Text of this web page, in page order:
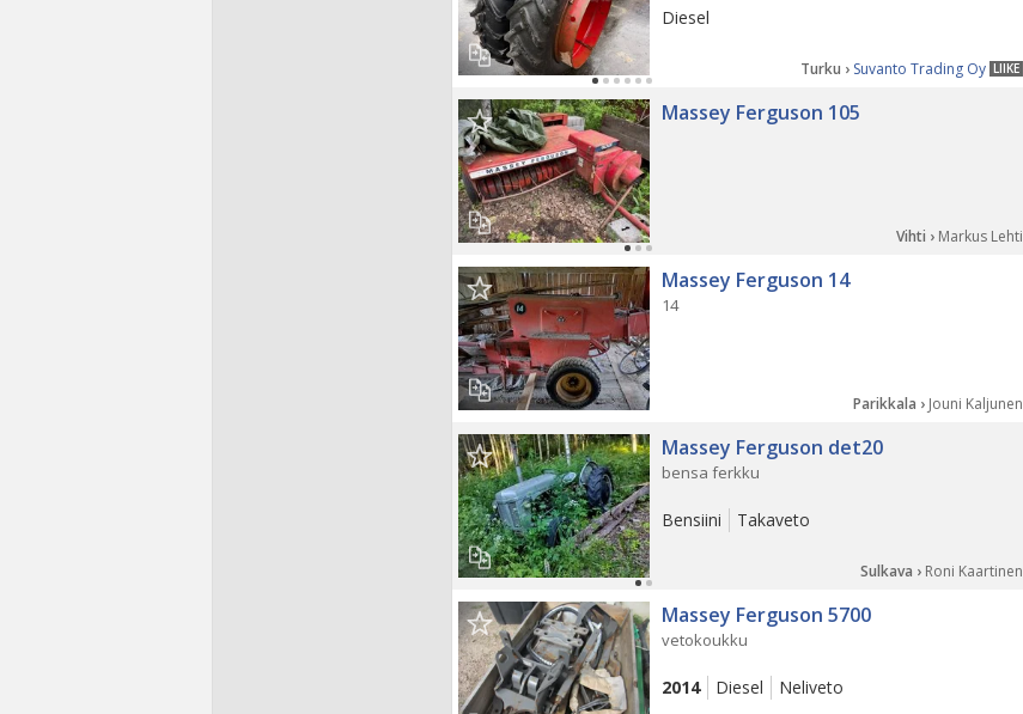
Diesel
LIIKE
Turku › Suvanto Trading Oy
Massey Ferguson 105
Vihti › Markus Lehti
Massey Ferguson 14
14
Parikkala › Jouni Kaljunen
Massey Ferguson det20
bensa ferkku
Bensiini Takaveto
Sulkava › Roni Kaartinen
Massey Ferguson 5700
vetokoukku
2014 Diesel Neliveto